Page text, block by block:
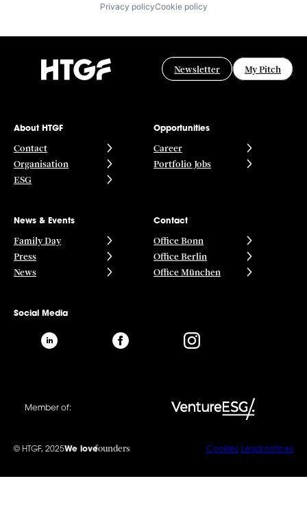
Privacy policyCookie policy
Newsletter My Pitch
About HTGF
Contact
Organisation
ESG
Opportunities
Career
Portfolio Jobs
News & Events
Family Day
Press
News
Contact
Office Bonn
Office Berlin
Office München
Social Media
Member of:
© HTGF, 2025We lovefounders Cookies Legal notices